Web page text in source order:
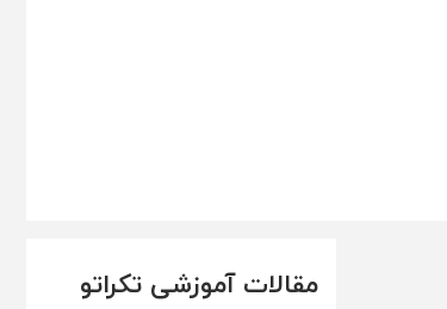
مقالات آموزشی تکراتو